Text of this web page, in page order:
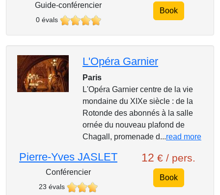
Guide-conférencier
0 évals
Book
L'Opéra Garnier
Paris
L'Opéra Garnier centre de la vie
mondaine du XIXe siècle : de la
Rotonde des abonnés à la salle
ornée du nouveau plafond de
Chagall, promenade d...read more
Pierre-Yves JASLET
Conférencier
23 évals
12 € / pers.
Book